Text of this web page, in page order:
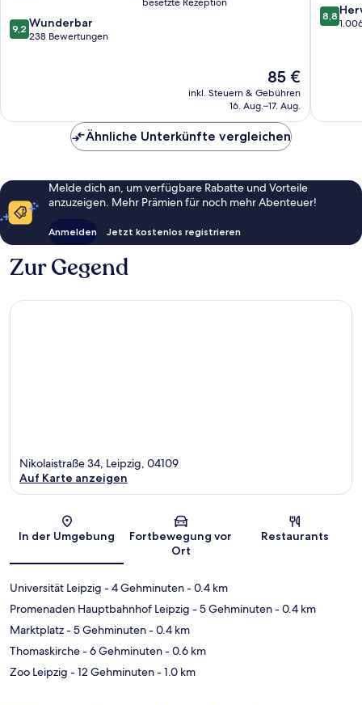
9.2
von
9,2 Wunderbar
238 Bewertungen
Der
Preis
beträgt
85 €
inkl. Steuern & Gebühren
16. Aug.–17. Aug.
8.8
von
8,8
Ähnliche Unterkünfte vergleichen
Melde dich an, um verfügbare Rabatte und Vorteile
anzuzeigen. Mehr Prämien für noch mehr Abenteuer!
Anmelden Jetzt kostenlos registrieren
Zur Gegend
Karte
Nikolaistraße 34, Leipzig, 04109
Auf Karte anzeigen
In der Umgebung
Fortbewegung vor
Ort
Restaurants
Universität Leipzig - 4 Gehminuten- 0.4 km
Promenaden Hauptbahnhof Leipzig - 5 Gehminuten- 0.4 km
Marktplatz- 5 Gehminuten- 0.4 km
Thomaskirche- 6 Gehminuten- 0.6 km
Zoo Leipzig - 12 Gehminuten- 1.0 km